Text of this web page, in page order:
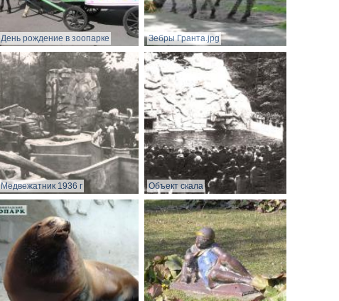
День рождение в зоопарке Зебры Гранта.jpg
Медвежатник 1936 г Объект скала